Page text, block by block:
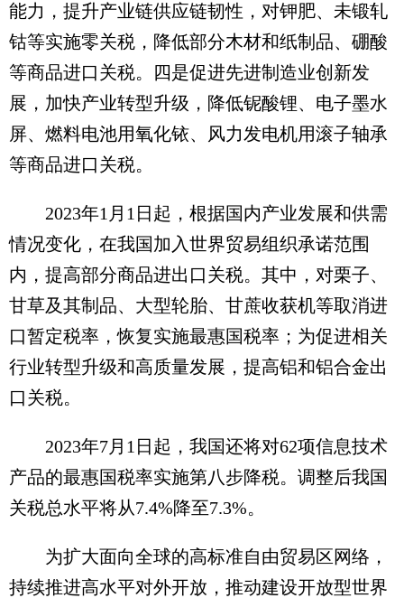
能力，提升产业链供应链韧性，对钾肥、未锻轧
钴等实施零关税，降低部分木材和纸制品、硼酸
等商品进口关税。四是促进先进制造业创新发
展，加快产业转型升级，降低铌酸锂、电子墨水
屏、燃料电池用氧化铱、风力发电机用滚子轴承
等商品进口关税。
2023年1月1日起，根据国内产业发展和供需
情况变化，在我国加入世界贸易组织承诺范围
内，提高部分商品进出口关税。其中，对栗子、
甘草及其制品、大型轮胎、甘蔗收获机等取消进
口暂定税率，恢复实施最惠国税率；为促进相关
行业转型升级和高质量发展，提高铝和铝合金出
口关税。
2023年7月1日起，我国还将对62项信息技术
产品的最惠国税率实施第八步降税。调整后我国
关税总水平将从7.4%降至7.3%。
为扩大面向全球的高标准自由贸易区网络，
持续推进高水平对外开放，推动建设开放型世界